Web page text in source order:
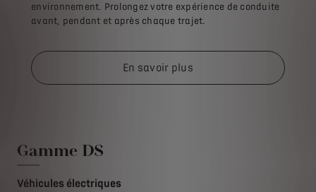
environnement. Prolongez votre expérience de conduite
avant, pendant et après chaque trajet.
En savoir plus
Gamme DS
Véhicules électriques